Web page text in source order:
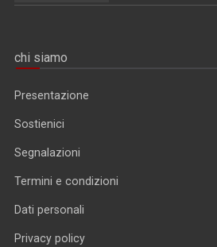
chi siamo
Presentazione
Sostienici
Segnalazioni
Termini e condizioni
Dati personali
Privacy policy